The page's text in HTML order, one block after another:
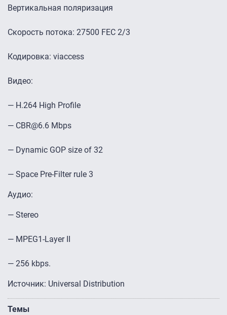
Вертикальная поляризация
Скорость потока: 27500 FEC 2/3
Кодировка: viaccess
Видео:
— H.264 High Profile
— CBR@6.6 Mbps
— Dynamic GOP size of 32
— Space Pre-Filter rule 3
Аудио:
— Stereo
— MPEG1-Layer II
— 256 kbps.
Источник: Universal Distribution
Темы